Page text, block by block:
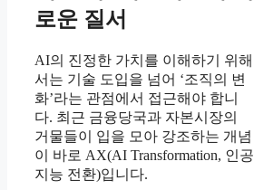
로운 질서
AI의 진정한 가치를 이해하기 위해
서는 기술 도입을 넘어 ‘조직의 변
화’라는 관점에서 접근해야 합니
다. 최근 금융당국과 자본시장의
거물들이 입을 모아 강조하는 개념
이 바로 AX(AI Transformation, 인공
지능 전환)입니다.